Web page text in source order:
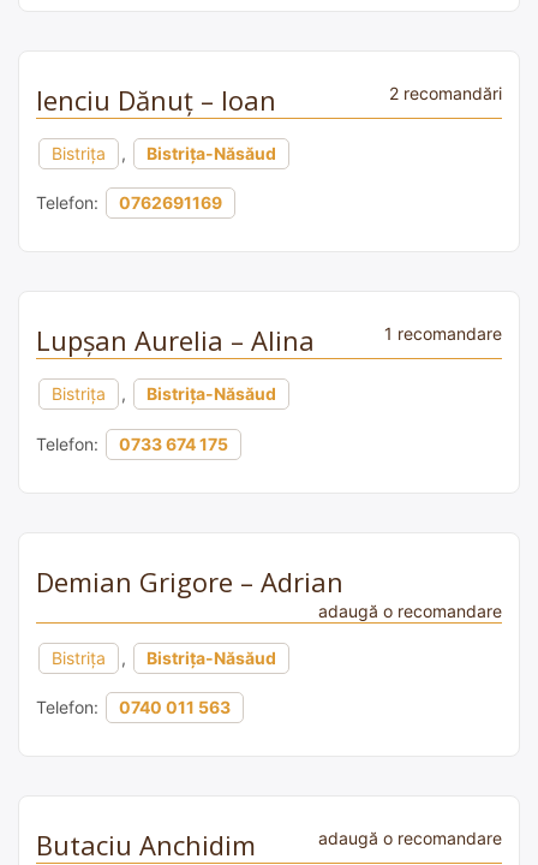
Ienciu Dănuț – Ioan 2 recomandări
Bistrița , Bistrița-Năsăud
Telefon: 0762691169
Lupșan Aurelia – Alina 1 recomandare
Bistrița , Bistrița-Năsăud
Telefon: 0733 674 175
Demian Grigore – Adrian
adaugă o recomandare
Bistrița , Bistrița-Năsăud
Telefon: 0740 011 563
Butaciu Anchidim adaugă o recomandare